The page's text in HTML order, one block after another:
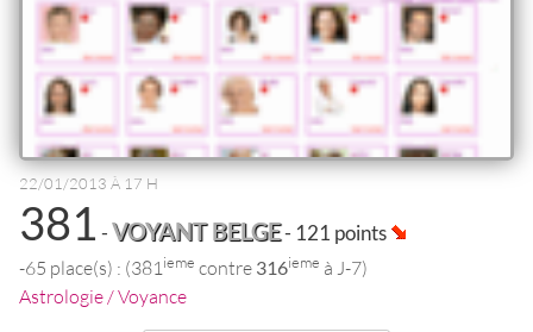
22/01/2013 À 17 H
381 -VOYANT BELGE- 121 points
-65 place(s) : (381 ieme contre 316ieme à J-7)
Astrologie / Voyance